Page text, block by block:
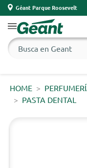
Géant Parque Roosevelt
HOME
PASTA DENTAL